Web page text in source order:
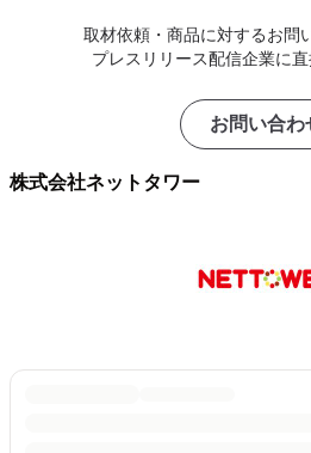
取材依頼・商品に対するお問
プレスリリース配信企業に直
お問い合わ
株式会社ネットタワー